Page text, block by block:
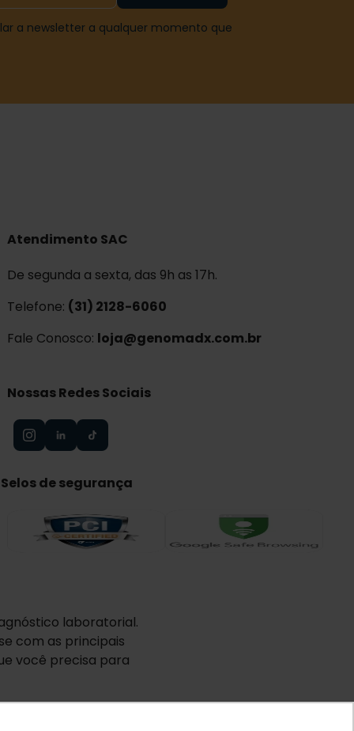
a newsletter a qualquer momento que
Atendimento SAC
De segunda a sexta, das 9h as 17h.
Telefone: (31) 2128-6060
Fale Conosco: loja@genomadx.com.br
Nossas Redes Sociais
Selos de segurança
laboratorial.
com as principais
você precisa para